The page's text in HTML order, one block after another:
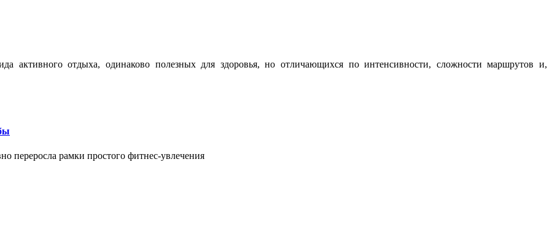
активного отдыха, одинаково полезных для здоровья, но отличающихся по интенсивности, сложности маршрутов и,
переросла рамки простого фитнес-увлечения